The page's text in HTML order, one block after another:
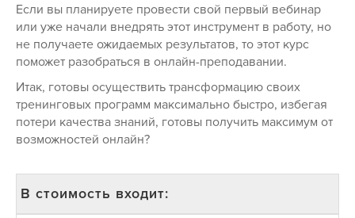
Если вы планируете провести свой первый вебинар
или уже начали внедрять этот инструмент в работу, но
не получаете ожидаемых результатов, то этот курс
поможет разобраться в онлайн-преподавании.
Итак, готовы осуществить трансформацию своих
тренинговых программ максимально быстро, избегая
потери качества знаний, готовы получить максимум от
возможностей онлайн?
В стоимость входит: